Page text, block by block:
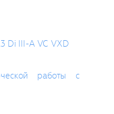
Di III-A VC VXD
работы с